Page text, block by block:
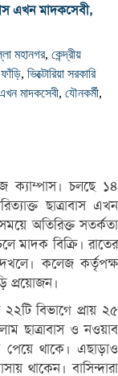
এখন মাদকসেবী,
মহানগর, কেন্দ্রীয়
, ভিক্টোরিয়া সরকারি
মাদকসেবী, যৌনকর্মী,
ক্যাম্পাস। চলছে ১৪
ছাত্রাবাস এখন
অতিরিক্ত সতর্কতা
মাদক বিক্রি। রাতের
দখলে। কলেজ কর্তৃপক্ষ
প্রয়োজন।
২২টি বিভাগে প্রায় ২৫
ছাত্রাবাস ও নওয়াব
পেয়ে থাকে। এছাড়াও
থাকেন। বাসিন্দারা